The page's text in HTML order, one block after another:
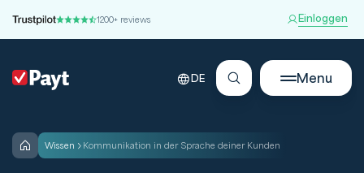
1200+ reviews Einloggen
DE Menu
wissen Kommunikation in der Sprache deiner Kunden